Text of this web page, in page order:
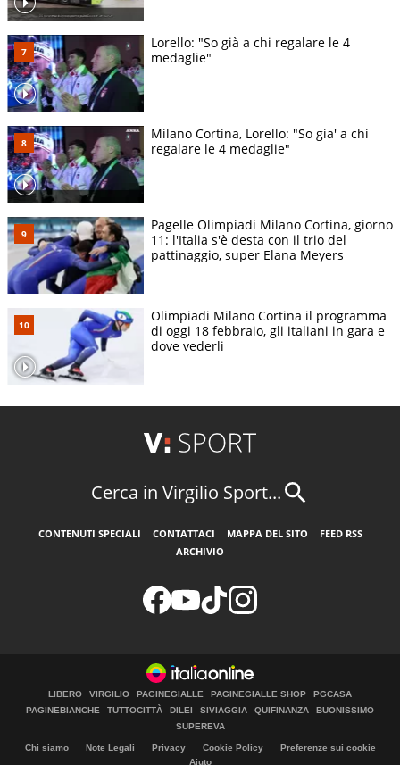
Lorello: "So già a chi regalare le 4
medaglie"
Milano Cortina, Lorello: "So gia' a chi
regalare le 4 medaglie"
Pagelle Olimpiadi Milano Cortina, giorno
11: l'Italia s'è desta con il trio del
pattinaggio, super Elana Meyers
Olimpiadi Milano Cortina il programma
di oggi 18 febbraio, gli italiani in gara e
dove vederli
Cerca in Virgilio Sport...
CONTENUTI SPECIALI CONTATTACI MAPPA DEL SITO
FEED RSS
ARCHIVIO
LIBERO VIRGILIO PAGINEGIALLE PAGINEGIALLE SHOP
PGCASA
PAGINEBIANCHE
TUTTOCITTÀ DILEI SIVIAGGIA QUIFINANZA
BUONISSIMO
SUPEREVA
Chi siamo Note Legali Privacy Cookie Policy
Preferenze sui cookie
Aiuto